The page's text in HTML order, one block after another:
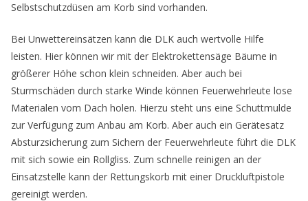
Selbstschutzdüsen am Korb sind vorhanden.
Bei Unwettereinsätzen kann die DLK auch wertvolle Hilfe
leisten. Hier können wir mit der Elektrokettensäge Bäume in
größerer Höhe schon klein schneiden. Aber auch bei
Sturmschäden durch starke Winde können Feuerwehrleute lose
Materialen vom Dach holen. Hierzu steht uns eine Schuttmulde
zur Verfügung zum Anbau am Korb. Aber auch ein Gerätesatz
Absturzsicherung zum Sichern der Feuerwehrleute führt die DLK
mit sich sowie ein Rollgliss. Zum schnelle reinigen an der
Einsatzstelle kann der Rettungskorb mit einer Druckluftpistole
gereinigt werden.